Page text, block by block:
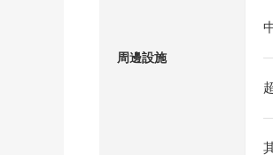
周邊設施